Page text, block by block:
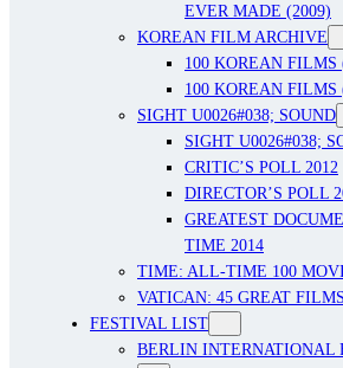
EVER MADE (2009)
KOREAN FILM ARCHIVE
100 KOREAN FILMS
100 KOREAN FILMS
SIGHT U0026#038; SOUND
SIGHT U0026#038;
CRITIC’S POLL 2012
DIRECTOR’S POLL
GREATEST
TIME 2014
TIME: ALL-TIME 100
VATICAN: 45 GREAT FILMS
FESTIVAL LIST
BERLIN INTERNATIONAL